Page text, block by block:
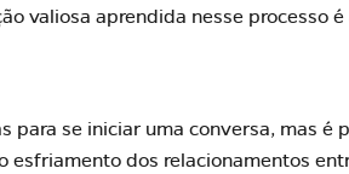
valiosa aprendida nesse processo
se iniciar uma conversa, mas é
esfriamento dos relacionamentos